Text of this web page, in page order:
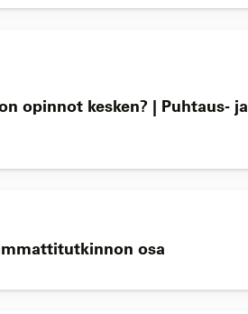
opinnot kesken? | Puhtaus- ja
osa